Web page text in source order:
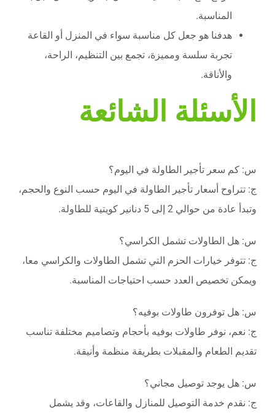
المناسبة.
هدفنا هو جعل كل مناسبة سواء في المنزل أو القاعة
تجربة سلسة ومميزة، تجمع بين التنظيم، الراحة،
والأناقة.
الأسئلة الشائعة
س: كم سعر تأجير الطاولة في اليوم؟
ج: تتراوح أسعار تأجير الطاولة في اليوم حسب النوع والحجم،
وتبدأ عادة من حوالي 2 إلى 5 دنانير كويتية للطاولة.
س: هل الطاولات تشمل الكراسي؟
ج: تتوفر خيارات الحزم التي تشمل الطاولات والكراسي معا،
ويمكن تخصيص العدد حسب احتياجات المناسبة.
س: هل توفرون طاولات بوفيه؟
ج: نعم، نوفر طاولات بوفيه بأحجام وتصاميم مختلفة تناسب
تقديم الطعام والمقبلات بطريقة منظمة وأنيقة.
س: هل يوجد توصيل مجاني؟
ج: نقدم خدمة التوصيل للمنازل والقاعات، وقد يشمل